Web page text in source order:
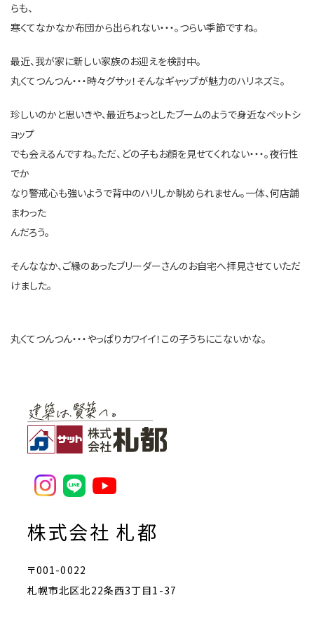
らも、
寒くてなかなか布団から出られない・・・。つらい季節ですね。
最近、我が家に新しい家族のお迎えを検討中。
丸くてつんつん・・・時々グサッ！そんなギャップが魅力のハリネズミ。
珍しいのかと思いきや、最近ちょっとしたブームのようで身近なペットシ
ョップ
でも会えるんですね。ただ、どの子もお顔を見せてくれない・・・。夜行性
でか
なり警戒心も強いようで背中のハリしか眺められません。一体、何店舗
まわった
んだろう。
そんななか、ご縁のあったブリーダーさんのお自宅へ拝見させていただ
けました。
丸くてつんつん・・・やっぱりカワイイ！この子うちにこないかな。
株式会社 札都
〒001-0022
札幌市北区北22条西3丁目1-37